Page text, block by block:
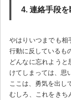
4. 連絡手段を
やはりいつまでも相
行動に反しているも
どんなに忘れよう
けてしまっては、思
ここは、勇気を出し
むしろ、これをきち